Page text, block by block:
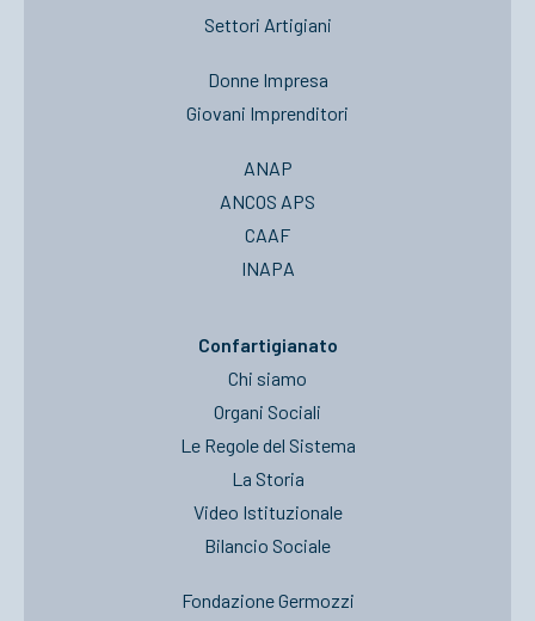
Settori Artigiani
Donne Impresa
Giovani Imprenditori
ANAP
ANCOS APS
CAAF
INAPA
Confartigianato
Chi siamo
Organi Sociali
Le Regole del Sistema
La Storia
Video Istituzionale
Bilancio Sociale
Fondazione Germozzi